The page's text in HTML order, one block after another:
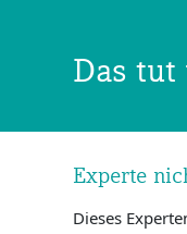
Das tut
Experte
Dieses